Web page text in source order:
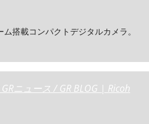
搭載コンパクトデジタルカメラ。
ニュース / GR BLOG | Ricoh